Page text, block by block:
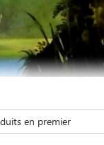
en premier